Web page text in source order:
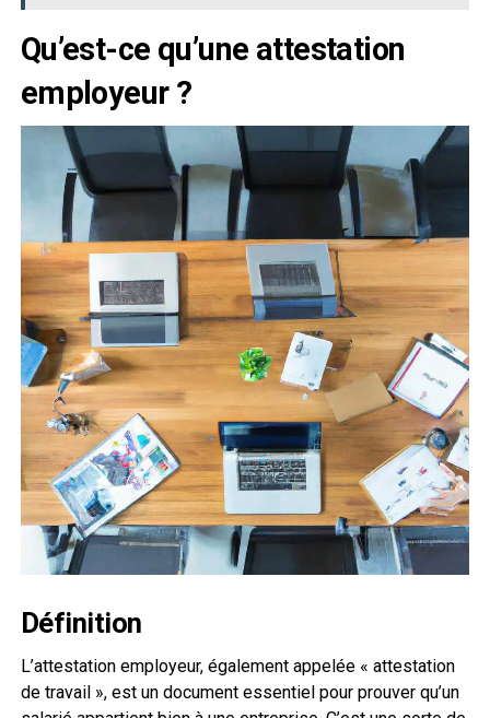
Qu’est-ce qu’une attestation
employeur ?
Définition
L’attestation employeur, également appelée « attestation
de travail », est un document essentiel pour prouver qu’un